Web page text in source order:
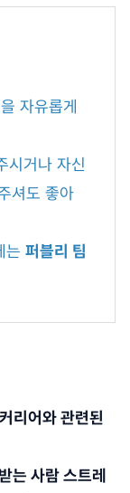
자유롭게
시거나 자신
셔도 좋아
는 퍼블리 팀
커리어와 관련된
는 사람 스트레